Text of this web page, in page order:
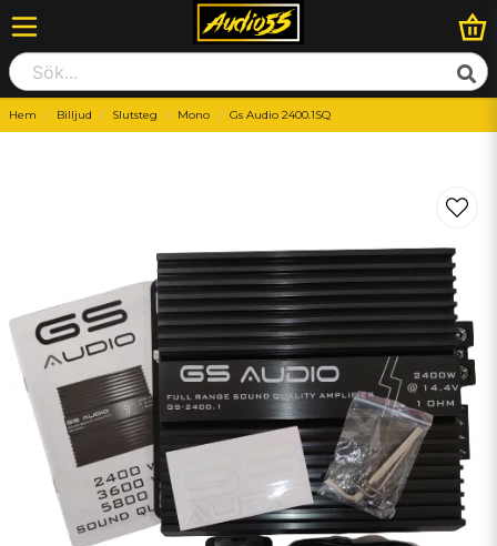
Hem Billjud Slutsteg Mono Gs Audio 2400.1SQ